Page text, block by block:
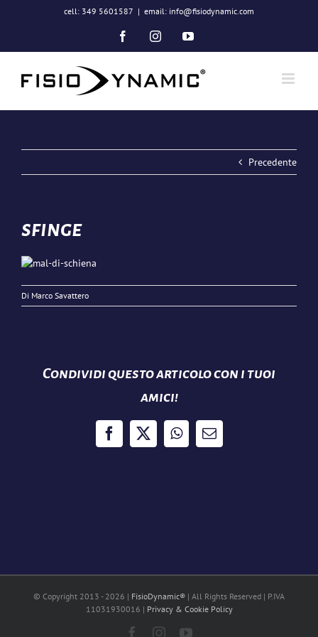
cell: 349 5601587 | email: info@fisiodynamic.com
FacebookInstagramYouTube
Precedente
sfinge
Di Marco Savattero
Condividi questo articolo con i tuoi
amici!
Facebook
X WhatsApp
Email
© Copyright 2013 - 2026 | FisioDynamic® | All Rights Reserved | P.IVA
11031930016 | Privacy & Cookie Policy
FacebookInstagramYouTube